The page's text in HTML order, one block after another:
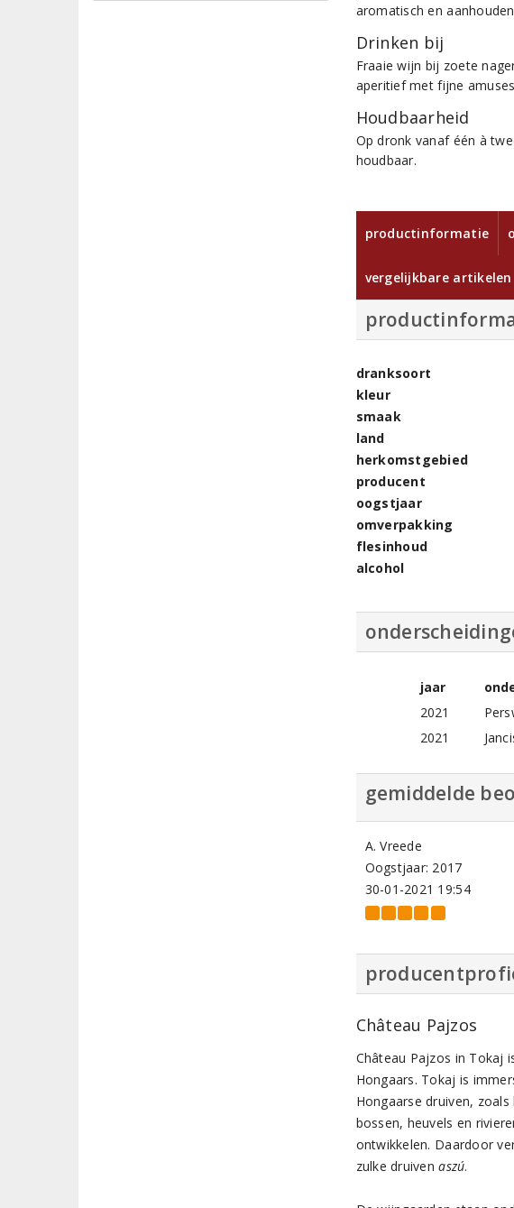
aromatisch en
Drinken bij
Fraaie wijn bij zoete
aperitief met fijne
Houdbaarheid
Op dronk vanaf één à
houdbaar.
productinformatie
vergelijkbare artikelen
dranksoort
kleur
smaak
land
herkomstgebied
producent
oogstjaar
omverpakking
flesinhoud
alcohol
jaar
2021
2021
gemiddelde
A. Vreede
Oogstjaar: 2017
30-01-2021 19:54
Château Pajzos
Château Pajzos in Tokaj
Hongaars. Tokaj is
Hongaarse druiven,
bossen, heuvels en
ontwikkelen. Daardoor
zulke druivenaszú.